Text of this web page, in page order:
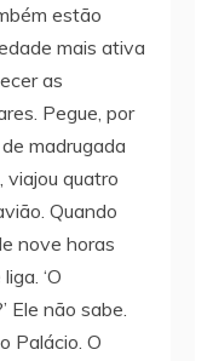
estão
mais ativa
as
Pegue, por
madrugada
viajou quatro
Quando
nove horas
‘O
Ele não sabe.
Palácio. O